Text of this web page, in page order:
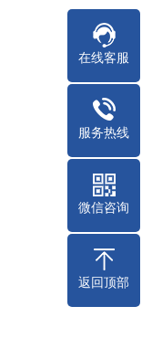
在线客服
服务热线
微信咨询
返回顶部